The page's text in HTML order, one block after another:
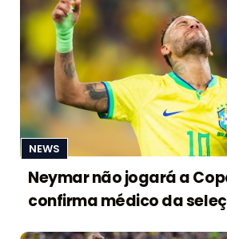
NEWS
Neymar não jogará a
confirma médico da